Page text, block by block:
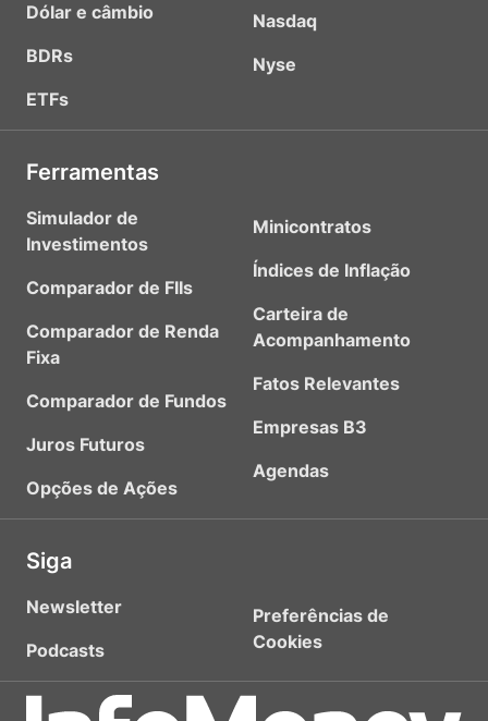
Dólar e câmbio
BDRs
ETFs
Nasdaq
Nyse
Ferramentas
Simulador de
Investimentos
Comparador de FIIs
Comparador de Renda
Fixa
Comparador de Fundos
Juros Futuros
Opções de Ações
Minicontratos
Índices de Inflação
Carteira de
Acompanhamento
Fatos Relevantes
Empresas B3
Agendas
Siga
Newsletter
Podcasts
Preferências de
Cookies